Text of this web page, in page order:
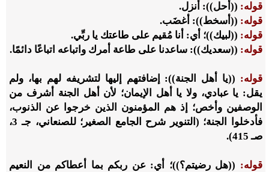
قوله: ((أُحل)): أُنزل.
قوله: ((أسخط)): أغضَب.
قوله: ((لبيك))؛ أي: أنا مُقيم على طاعتك يا ربِّي.
قوله: ((سعديك)): ساعدنا على طاعة أمرك واتباعه اتباعًا دائمًا.
قوله: ((يا أهل الجنة)): إضافتهم إليها لتشريفه لهم بها، ولم
يقل: يا عبادي، ولا يا أهل الإيمان؛ لأن أهل الجنة أشرف من
الوصفين وأخص؛ إذ هم المؤمنون الذين خرجوا عن الذنوب،
فأدخلوا الجنة؛ (التنوير شرح الجامع الصغير؛ للصنعاني، جـ 3،
صـ 415).
قوله: ((هل رضيتم؟))؛ أي: عن ربكم بما أعطاكم من النعيم